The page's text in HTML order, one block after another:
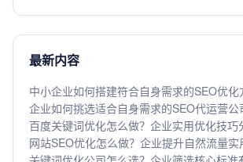
最新内容
中小企业如何搭建符合自身需求的SEO优化
企业如何挑选适合自身需求的SEO代运营公
百度关键词优化怎么做？企业实用优化技巧
网站SEO优化怎么做？企业提升自然流量实